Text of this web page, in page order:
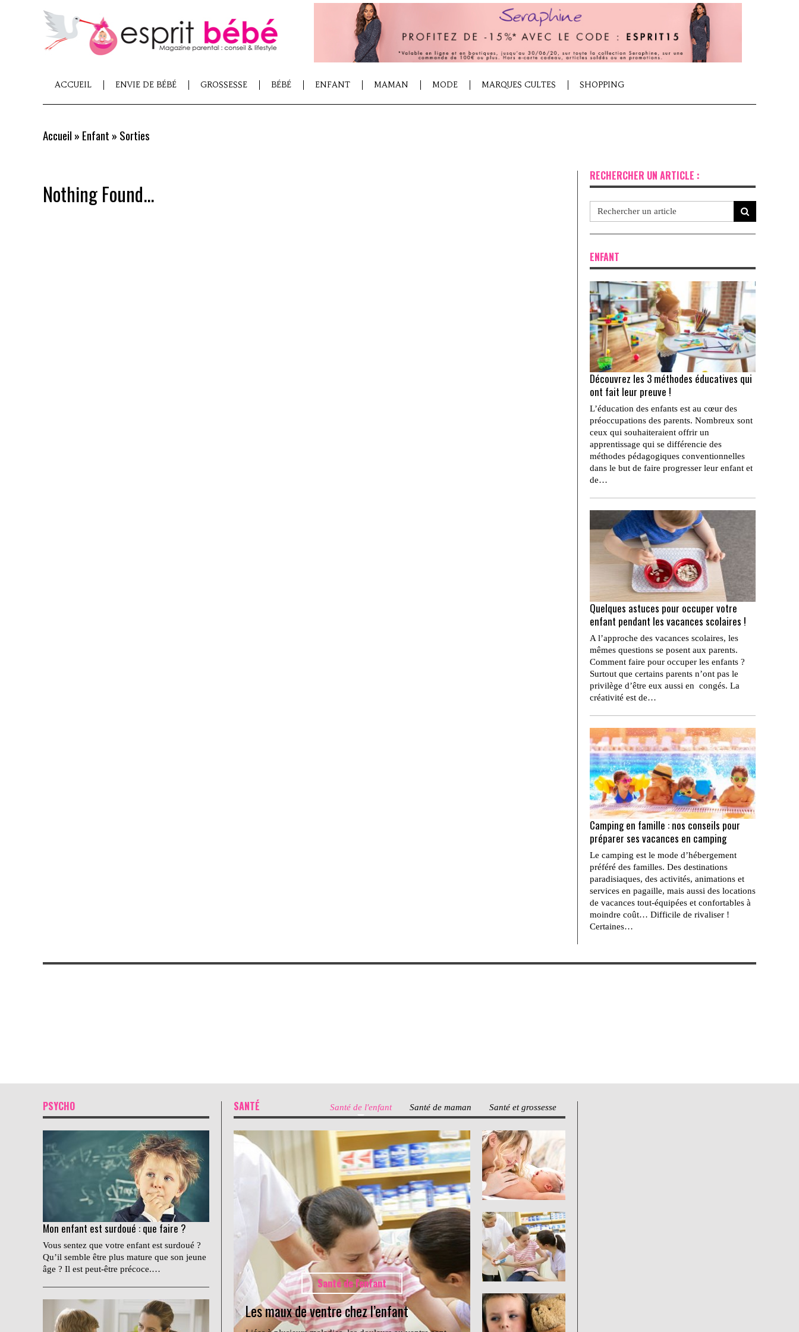
ACCUEIL ENVIE DE BÉBÉ GROSSESSE BÉBÉ ENFANT MAMAN MODE MARQUES CULTES SHOPPING
Accueil » Enfant » Sorties
Nothing Found...
RECHERCHER UN ARTICLE :
ENFANT
Découvrez les 3 méthodes éducatives qui
ont fait leur preuve !
L’éducation des enfants est au cœur des
préoccupations des parents. Nombreux sont
ceux qui souhaiteraient offrir un
apprentissage qui se différencie des
méthodes pédagogiques conventionnelles
dans le but de faire progresser leur enfant et
de…
Quelques astuces pour occuper votre
enfant pendant les vacances scolaires !
A l’approche des vacances scolaires, les
mêmes questions se posent aux parents.
Comment faire pour occuper les enfants ?
Surtout que certains parents n’ont pas le
privilège d’être eux aussi en congés. La
créativité est de…
Camping en famille : nos conseils pour
préparer ses vacances en camping
Le camping est le mode d’hébergement
préféré des familles. Des destinations
paradisiaques, des activités, animations et
services en pagaille, mais aussi des locations
de vacances tout-équipées et confortables à
moindre coût… Difficile de rivaliser !
Certaines…
SANTÉ Santé de l'enfant Santé de maman Santé et grossesse
Santé de l'enfant
Les maux de ventre chez l’enfant
PSYCHO
Mon enfant est surdoué : que faire ?
Vous sentez que votre enfant est surdoué ?
Qu’il semble être plus mature que son jeune
âge ? Il est peut-être précoce.…